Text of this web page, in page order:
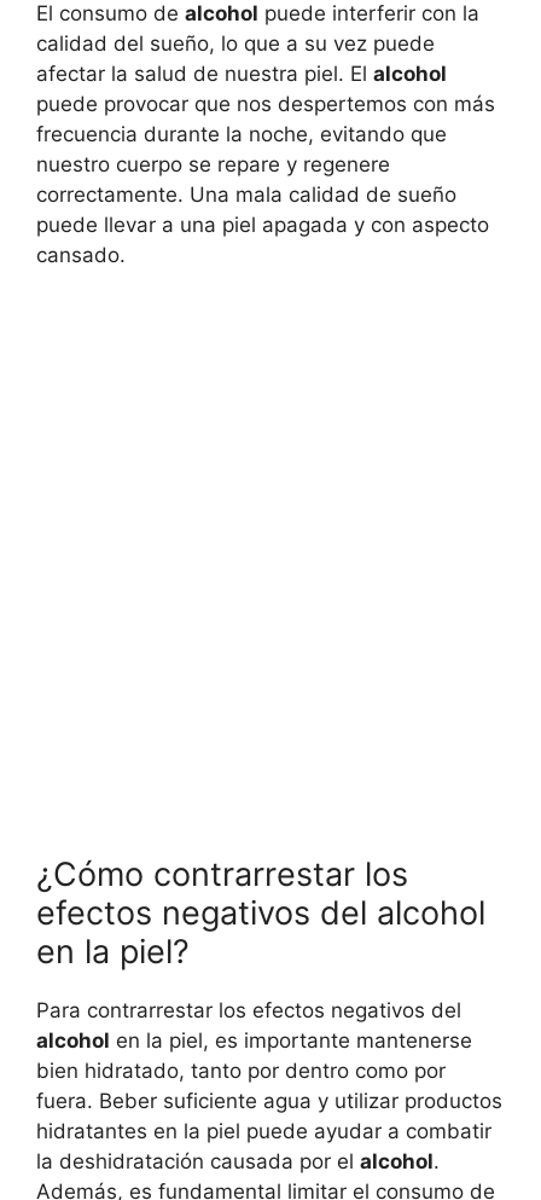
El consumo de alcohol puede interferir con la
calidad del sueño, lo que a su vez puede
afectar la salud de nuestra piel. El alcohol
puede provocar que nos despertemos con más
frecuencia durante la noche, evitando que
nuestro cuerpo se repare y regenere
correctamente. Una mala calidad de sueño
puede llevar a una piel apagada y con aspecto
cansado.
¿Cómo contrarrestar los
efectos negativos del alcohol
en la piel?
Para contrarrestar los efectos negativos del
alcohol en la piel, es importante mantenerse
bien hidratado, tanto por dentro como por
fuera. Beber suficiente agua y utilizar productos
hidratantes en la piel puede ayudar a combatir
la deshidratación causada por el alcohol.
Además, es fundamental limitar el consumo de